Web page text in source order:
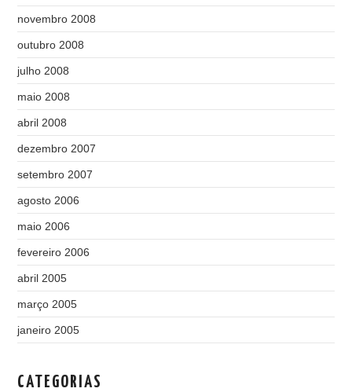
novembro 2008
outubro 2008
julho 2008
maio 2008
abril 2008
dezembro 2007
setembro 2007
agosto 2006
maio 2006
fevereiro 2006
abril 2005
março 2005
janeiro 2005
CATEGORIAS